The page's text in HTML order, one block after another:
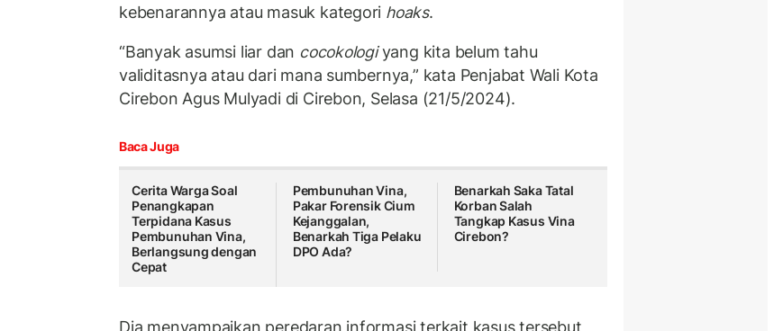
kebenarannya atau masuk kategori hoaks.
“Banyak asumsi liar dan cocokologiyang kita belum tahu
validitasnya atau dari mana sumbernya,” kata Penjabat Wali Kota
Cirebon Agus Mulyadi di Cirebon, Selasa (21/5/2024).
Baca Juga
Cerita Warga Soal
Penangkapan
Terpidana Kasus
Pembunuhan Vina,
Berlangsung dengan
Cepat
Pembunuhan Vina,
Pakar Forensik Cium
Kejanggalan,
Benarkah Tiga Pelaku
DPO Ada?
Benarkah Saka Tatal
Korban Salah
Tangkap Kasus Vina
Cirebon?
Dia menyampaikan peredaran informasi terkait kasus tersebut